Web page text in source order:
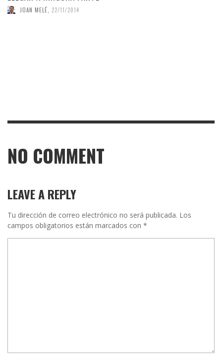
JOAN MELÉ 22/11/2014
NO COMMENT
LEAVE A REPLY
Tu dirección de correo electrónico no será publicada. Los
campos obligatorios están marcados con *